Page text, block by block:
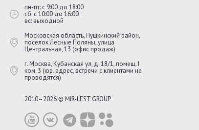
пн-пт: с 9:00 до 18:00
сб: с 10:00 до 16:00
вс: выходной
Московская область, Пушкинский район,
посёлок Лесные Поляны, улица
Центральная, 13 (офис продаж)
г. Москва, Кубанская ул, д. 18/1, помещ. I
ком. 3 (юр. адрес, встречи с клиентами не
проводятся)
2010–2026 © MIR-LEST GROUP